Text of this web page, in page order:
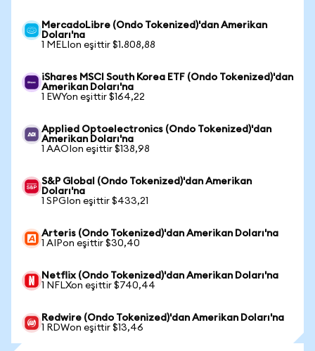
MercadoLibre (Ondo Tokenized)'dan Amerikan
Doları'na
1 MELIon eşittir $1.808,88
iShares MSCI South Korea ETF (Ondo Tokenized)'dan
Amerikan Doları'na
1 EWYon eşittir $164,22
Applied Optoelectronics (Ondo Tokenized)'dan
Amerikan Doları'na
1 AAOIon eşittir $138,98
S&P Global (Ondo Tokenized)'dan Amerikan
Doları'na
1 SPGIon eşittir $433,21
Arteris (Ondo Tokenized)'dan Amerikan Doları'na
1 AIPon eşittir $30,40
Netflix (Ondo Tokenized)'dan Amerikan Doları'na
1 NFLXon eşittir $740,44
Redwire (Ondo Tokenized)'dan Amerikan Doları'na
1 RDWon eşittir $13,46